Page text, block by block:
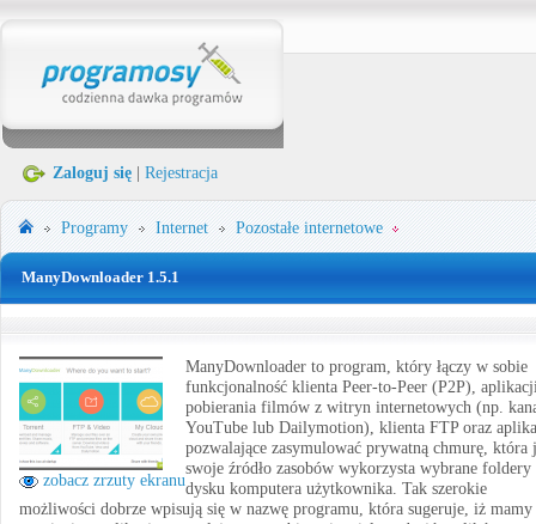
Zaloguj się Rejestracja
Programy Internet Pozostałe internetowe
ManyDownloader 1.5.1
zobacz zrzuty ekranu
ManyDownloader to program, który łączy w sobie
funkcjonalność klienta Peer-to-Peer (P2P),
pobierania filmów z witryn internetowych (np.
YouTube lub Dailymotion), klienta FTP oraz
pozwalające zasymulować prywatną chmurę, która
swoje źródło zasobów wykorzysta wybrane foldery
dysku komputera użytkownika. Tak szerokie
możliwości dobrze wpisują się w nazwę programu, która sugeruje, iż mamy